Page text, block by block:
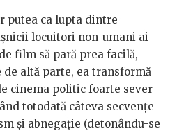
putea ca lupta dintre
locuitori non-umani ai
film să pară prea facilă,
de altă parte, ea transformă
cinema politic foarte sever
totodată câteva secvențe
și abnegație (detonându-se